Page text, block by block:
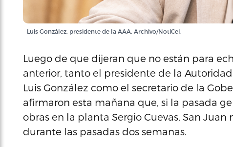
Luis González, presidente de la AAA. Archivo/NotiCel.
Luego de que dijeran que no están para
anterior, tanto el presidente de la
Luis González como el secretario de la
afirmaron esta mañana que, si la pasada
obras en la planta Sergio Cuevas, San
durante las pasadas dos semanas.